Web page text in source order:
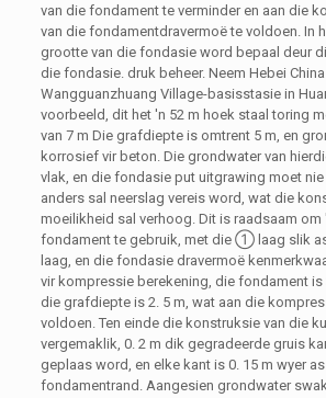
van die fondament te verminder en aan die
van die fondamentdravermoë te voldoen. In
grootte van die fondasie word bepaal deur
die fondasie. druk beheer. Neem Hebei
Wangguanzhuang Village-basisstasie in
voorbeeld, dit het 'n 52 m hoek staal toring
van 7 m Die grafdiepte is omtrent 5 m, en
korrosief vir beton. Die grondwater van
vlak, en die fondasie put uitgrawing moet nie
anders sal neerslag vereis word, wat die
moeilikheid sal verhoog. Dit is raadsaam
fondament te gebruik, met die ① laag slik
laag, en die fondasie dravermoë
vir kompressie berekening, die fondament is
die grafdiepte is 2. 5 m, wat aan die
voldoen. Ten einde die konstruksie van die
vergemaklik, 0. 2 m dik gegradeerde gruis
geplaas word, en elke kant is 0. 15 m wyer
fondamentrand. Aangesien grondwater